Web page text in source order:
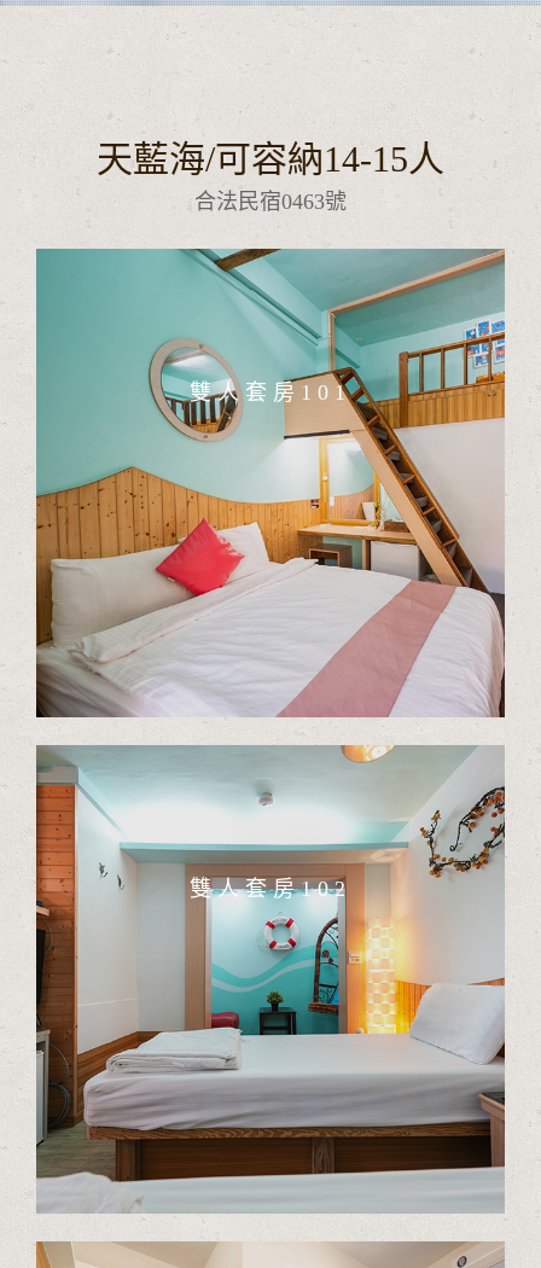
天藍海/可容納14-15人
合法民宿0463號
雙人套房101
雙人套房102